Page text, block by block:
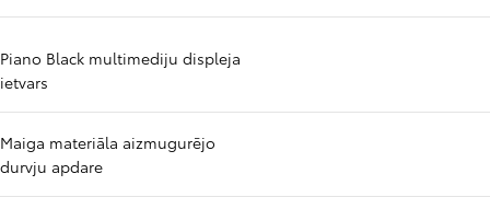
Piano Black multimediju displeja
ietvars
Maiga materiāla aizmugurējo
durvju apdare